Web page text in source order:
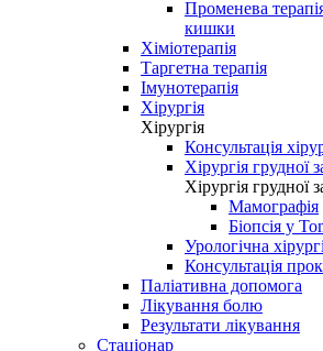
Променева
кишки
Хіміотерапія
Таргетна терапія
Імунотерапія
Хірургія
Хірургія
Консультація
Хірургія грудної
Хірургія грудної
Мамографія
Біопсія у
Урологічна
Консультація
Паліативна допомога
Лікування болю
Результати лікування
Стаціонар